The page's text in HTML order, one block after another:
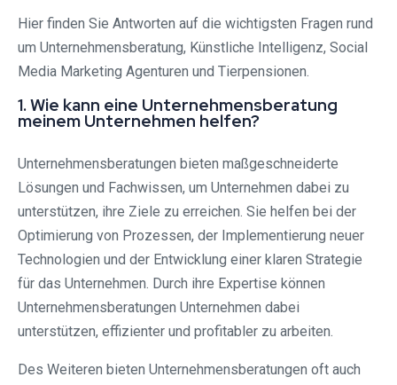
Hier finden Sie Antworten auf die wichtigsten Fragen rund
um Unternehmensberatung, Künstliche Intelligenz, Social
Media Marketing Agenturen und Tierpensionen.
1. Wie kann eine Unternehmensberatung
meinem Unternehmen helfen?
Unternehmensberatungen bieten maßgeschneiderte
Lösungen und Fachwissen, um Unternehmen dabei zu
unterstützen, ihre Ziele zu erreichen. Sie helfen bei der
Optimierung von Prozessen, der Implementierung neuer
Technologien und der Entwicklung einer klaren Strategie
für das Unternehmen. Durch ihre Expertise können
Unternehmensberatungen Unternehmen dabei
unterstützen, effizienter und profitabler zu arbeiten.
Des Weiteren bieten Unternehmensberatungen oft auch